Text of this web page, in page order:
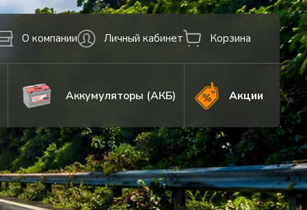
О компании Личный кабинет Корзина
Аккумуляторы (АКБ) Акции